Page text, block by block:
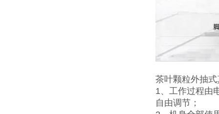
茶叶颗粒外抽
1、工作过程由
自由调节；